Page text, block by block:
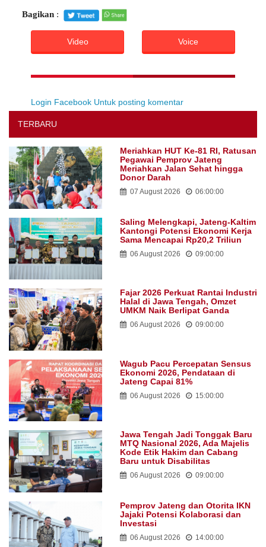
Bagikan :
Video Voice
Login Facebook Untuk posting komentar
TERBARU
Meriahkan HUT Ke-81 RI, Ratusan
Pegawai Pemprov Jateng
Meriahkan Jalan Sehat hingga
Donor Darah
07 August 2026 06:00:00
Saling Melengkapi, Jateng-Kaltim
Kantongi Potensi Ekonomi Kerja
Sama Mencapai Rp20,2 Triliun
06 August 2026 09:00:00
Fajar 2026 Perkuat Rantai Industri
Halal di Jawa Tengah, Omzet
UMKM Naik Berlipat Ganda
06 August 2026 09:00:00
Wagub Pacu Percepatan Sensus
Ekonomi 2026, Pendataan di
Jateng Capai 81%
06 August 2026 15:00:00
Jawa Tengah Jadi Tonggak Baru
MTQ Nasional 2026, Ada Majelis
Kode Etik Hakim dan Cabang
Baru untuk Disabilitas
06 August 2026 09:00:00
Pemprov Jateng dan Otorita IKN
Jajaki Potensi Kolaborasi dan
Investasi
06 August 2026 14:00:00